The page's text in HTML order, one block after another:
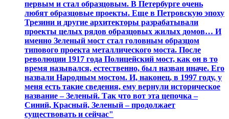
первым и стал образцовым. В Петербурге очень
любят образцовые проекты. Еще в Петровскую эпоху
Трезини и другие архитекторы разрабатывали
проекты целых рядов образцовых жилых домов… И
именно Зеленый мост стал головным образцом
типового проекта металлического моста. После
революции 1917 года Полицейский мост, как он в то
время назывался, естественно, был назван иначе. Его
назвали Народным мостом. И, наконец, в 1997 году, у
меня есть такие сведения, ему вернули историческое
название – Зеленый. Так что вот эта цепочка –
Синий, Красный, Зеленый – продолжает
существовать и сейчас"